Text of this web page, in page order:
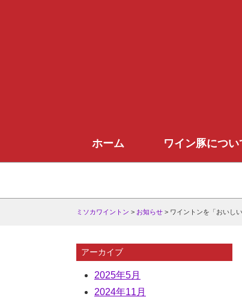
ホーム ワイン豚につい
ミソカワイントン > お知らせ > ワイントンを「おいし
アーカイブ
2025年5月
2024年11月